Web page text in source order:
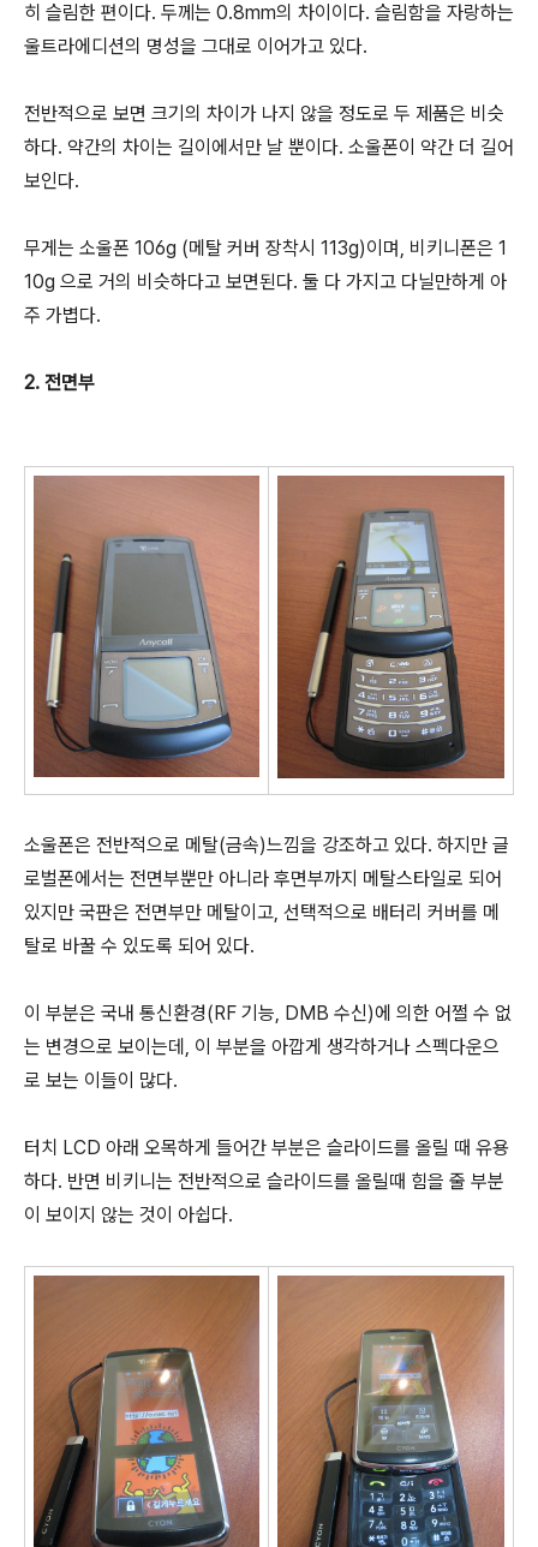
히 슬림한 편이다. 두께는 0.8mm의 차이이다. 슬림함을 자랑하는
울트라에디션의 명성을 그대로 이어가고 있다.
전반적으로 보면 크기의 차이가 나지 않을 정도로 두 제품은 비슷
하다. 약간의 차이는 길이에서만 날 뿐이다. 소울폰이 약간 더 길어
보인다.
무게는 소울폰 106g (메탈 커버 장착시 113g)이며, 비키니폰은 1
10g 으로 거의 비슷하다고 보면된다. 둘 다 가지고 다닐만하게 아
주 가볍다.
2. 전면부
소울폰은 전반적으로 메탈(금속)느낌을 강조하고 있다. 하지만 글
로벌폰에서는 전면부뿐만 아니라 후면부까지 메탈스타일로 되어
있지만 국판은 전면부만 메탈이고, 선택적으로 배터리 커버를 메
탈로 바꿀 수 있도록 되어 있다.
이 부분은 국내 통신환경(RF 기능, DMB 수신)에 의한 어쩔 수 없
는 변경으로 보이는데, 이 부분을 아깝게 생각하거나 스펙다운으
로 보는 이들이 많다.
터치 LCD 아래 오목하게 들어간 부분은 슬라이드를 올릴 때 유용
하다. 반면 비키니는 전반적으로 슬라이드를 올릴때 힘을 줄 부분
이 보이지 않는 것이 아쉽다.